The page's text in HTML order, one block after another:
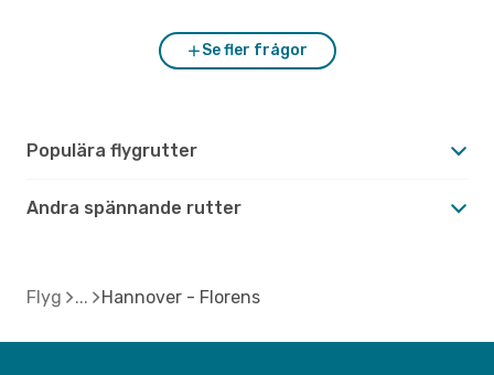
Se fler frågor
Populära flygrutter
Andra spännande rutter
Flyg Hannover - Florens